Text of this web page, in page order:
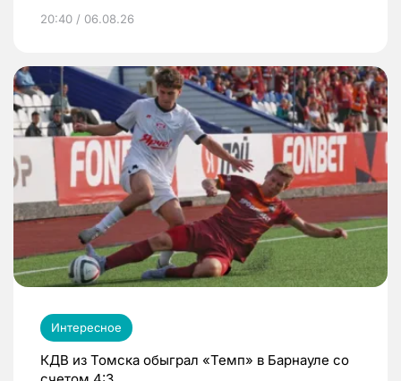
20:40 / 06.08.26
Интересное
КДВ из Томска обыграл «Темп» в Барнауле со